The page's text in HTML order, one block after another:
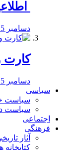
دسامبر 25, 2019
کارت
دسامبر 25, 2019
سیاسی
سیاست
سیاست
اجتماعی
فرهنگی
آثار
کتابخانه